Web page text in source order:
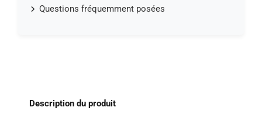
Hindi
Questions fréquemment posées
Description du produit